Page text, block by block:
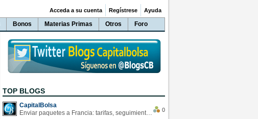
Bonos Materias Primas Otros Foro
Acceda a su cuenta Regístrese Ayuda
TOP BLOGS
CapitalBolsa
Enviar paquetes a Francia: tarifas, seguimiento y ventajas destacadas
0